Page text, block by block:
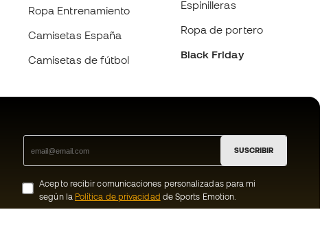
Ropa Entrenamiento
Camisetas España
Camisetas de fútbol
Espinilleras
Ropa de portero
Black Friday
SUSCRIBIR
Acepto recibir comunicaciones personalizadas para mi
según la Política de privacidad de Sports Emotion.